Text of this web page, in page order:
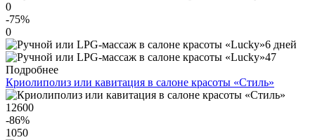
0
-75%
0
6 дней
47
Подробнее
Криолиполиз или кавитация в салоне красоты «Стиль»
12600
-86%
1050